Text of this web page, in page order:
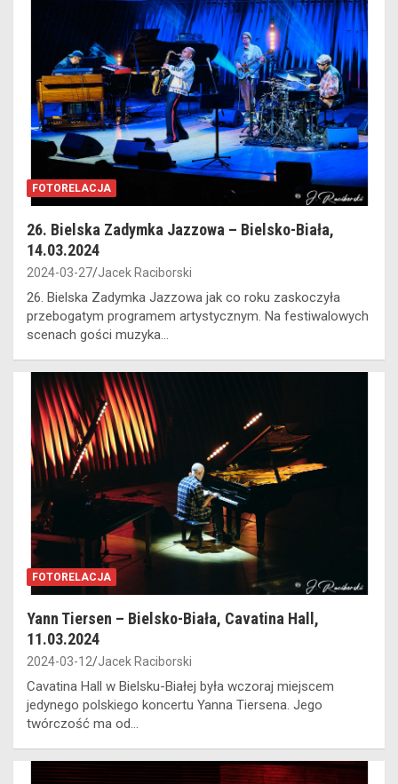
FOTORELACJA
26. Bielska Zadymka Jazzowa – Bielsko-Biała,
14.03.2024
2024-03-27 Jacek Raciborski
26. Bielska Zadymka Jazzowa jak co roku zaskoczyła
przebogatym programem artystycznym. Na festiwalowych
scenach gości muzyka…
FOTORELACJA
Yann Tiersen – Bielsko-Biała, Cavatina Hall,
11.03.2024
2024-03-12 Jacek Raciborski
Cavatina Hall w Bielsku-Białej była wczoraj miejscem
jedynego polskiego koncertu Yanna Tiersena. Jego
twórczość ma od…